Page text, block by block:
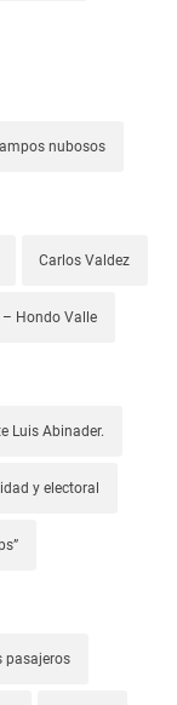
nubosos
Carlos Valdez
Hondo Valle
Luis Abinader.
y electoral
pasajeros